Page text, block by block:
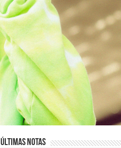
Últimas notas